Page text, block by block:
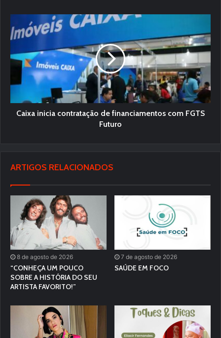
Caixa inicia contratação de financiamentos com FGTS
Futuro
ARTIGOS RELACIONADOS
8 de agosto de 2026
“CONHEÇA UM POUCO
SOBRE A HISTÓRIA DO SEU
ARTISTA FAVORITO!”
7 de agosto de 2026
SAÚDE EM FOCO